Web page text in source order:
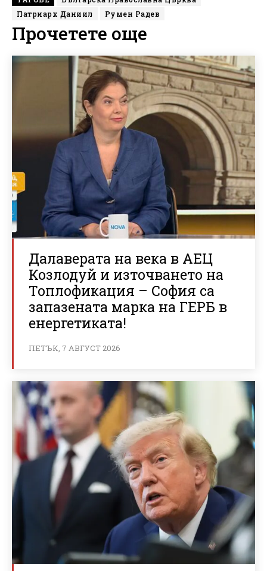
Патриарх Даниил
Румен Радев
Прочетете още
Далаверата на века в АЕЦ
Козлодуй и източването на
Топлофикация – София са
запазената марка на ГЕРБ в
енергетиката!
ПЕТЪК, 7 АВГУСТ 2026